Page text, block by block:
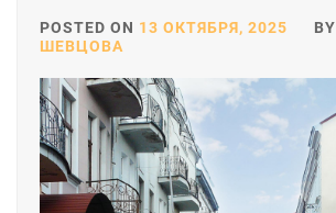
POSTED ON 13 ОКТЯБРЯ, 2025 BY
ШЕВЦОВА